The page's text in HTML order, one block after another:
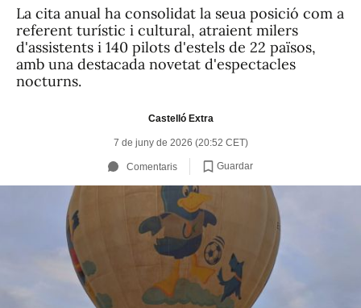
La cita anual ha consolidat la seua posició com a
referent turístic i cultural, atraient milers
d'assistents i 140 pilots d'estels de 22 països,
amb una destacada novetat d'espectacles
nocturns.
Castelló Extra
7 de juny de 2026 (20:52 CET)
Comentaris Guardar